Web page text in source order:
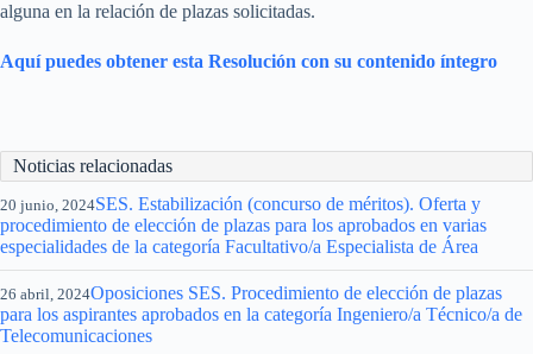
alguna en la relación de plazas solicitadas.
Aquí puedes obtener esta Resolución con su contenido íntegro
Noticias relacionadas
20 junio, 2024SES. Estabilización (concurso de méritos). Oferta y
procedimiento de elección de plazas para los aprobados en varias
especialidades de la categoría Facultativo/a Especialista de Área
26 abril, 2024Oposiciones SES. Procedimiento de elección de plazas
para los aspirantes aprobados en la categoría Ingeniero/a Técnico/a de
Telecomunicaciones